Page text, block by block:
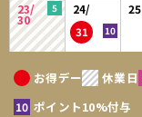
23/
30
24/
31
25
お得デー 休業日
ポイント10%付与